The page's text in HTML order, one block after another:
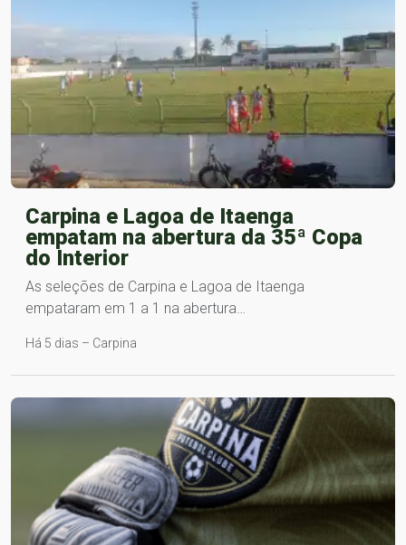
Carpina e Lagoa de Itaenga
empatam na abertura da 35ª Copa
do Interior
As seleções de Carpina e Lagoa de Itaenga
empataram em 1 a 1 na abertura…
Há 5 dias – Carpina